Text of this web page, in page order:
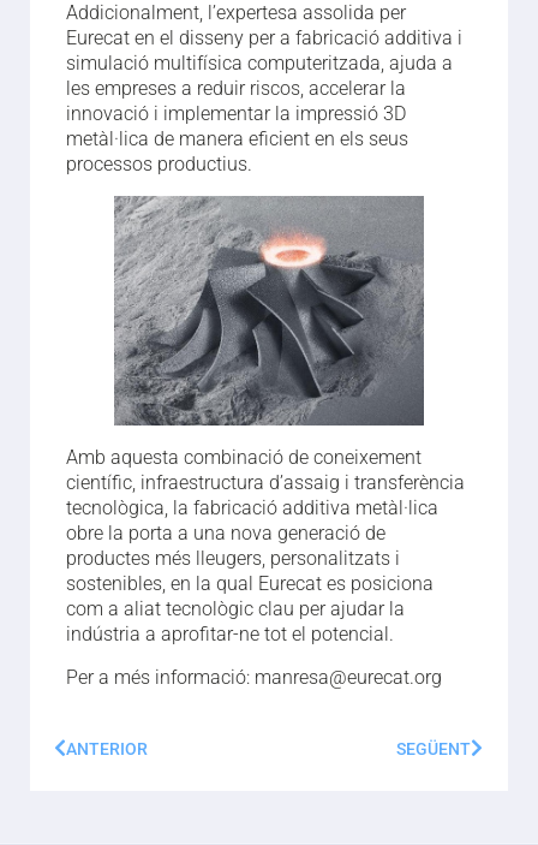
Addicionalment, l’expertesa assolida per
Eurecat en el disseny per a fabricació additiva i
simulació multifísica computeritzada, ajuda a
les empreses a reduir riscos, accelerar la
innovació i implementar la impressió 3D
metàl·lica de manera eficient en els seus
processos productius.
Amb aquesta combinació de coneixement
científic, infraestructura d’assaig i transferència
tecnològica, la fabricació additiva metàl·lica
obre la porta a una nova generació de
productes més lleugers, personalitzats i
sostenibles, en la qual Eurecat es posiciona
com a aliat tecnològic clau per ajudar la
indústria a aprofitar-ne tot el potencial.
Per a més informació: manresa@eurecat.org
ANTERIOR SEGÜENT